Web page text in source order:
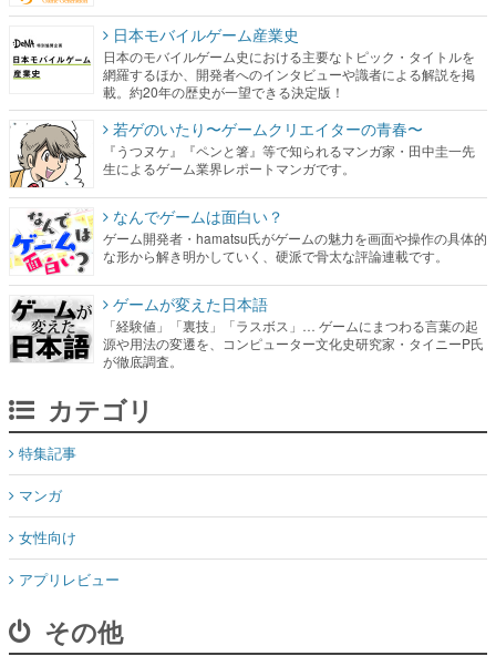
日本モバイルゲーム産業史
日本のモバイルゲーム史における主要なトピック・タイトルを
網羅するほか、開発者へのインタビューや識者による解説を掲
載。約20年の歴史が一望できる決定版！
若ゲのいたり〜ゲームクリエイターの青春〜
『うつヌケ』『ペンと箸』等で知られるマンガ家・田中圭一先
生によるゲーム業界レポートマンガです。
なんでゲームは面白い？
ゲーム開発者・hamatsu氏がゲームの魅力を画面や操作の具体的
な形から解き明かしていく、硬派で骨太な評論連載です。
ゲームが変えた日本語
「経験値」「裏技」「ラスボス」… ゲームにまつわる言葉の起
源や用法の変遷を、コンピューター文化史研究家・タイニーP氏
が徹底調査。
カテゴリ
特集記事
マンガ
女性向け
アプリレビュー
その他